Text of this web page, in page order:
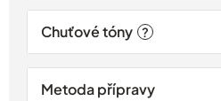
Chuťové tóny ?
Metoda přípravy